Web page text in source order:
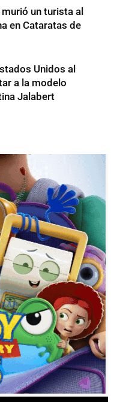
un turista al
en Cataratas de
Unidos al
a la modelo
Jalabert